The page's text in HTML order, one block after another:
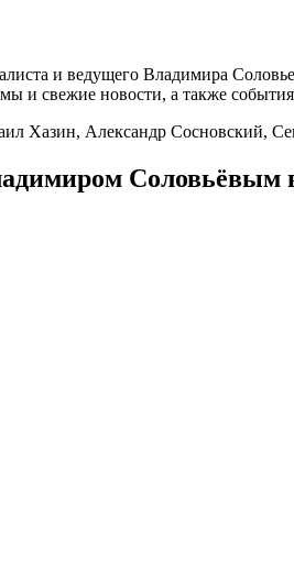
и ведущего Владимира
и свежие новости, а также
Хазин, Александр Сосновский,
Соловьёвым